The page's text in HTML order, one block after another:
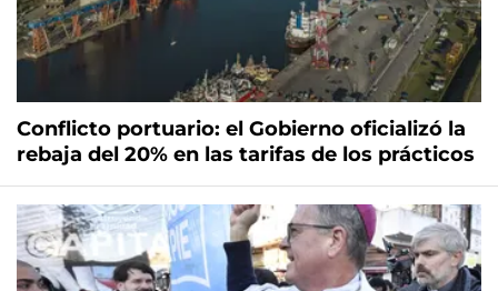
Conflicto portuario: el Gobierno oficializó la
rebaja del 20% en las tarifas de los prácticos